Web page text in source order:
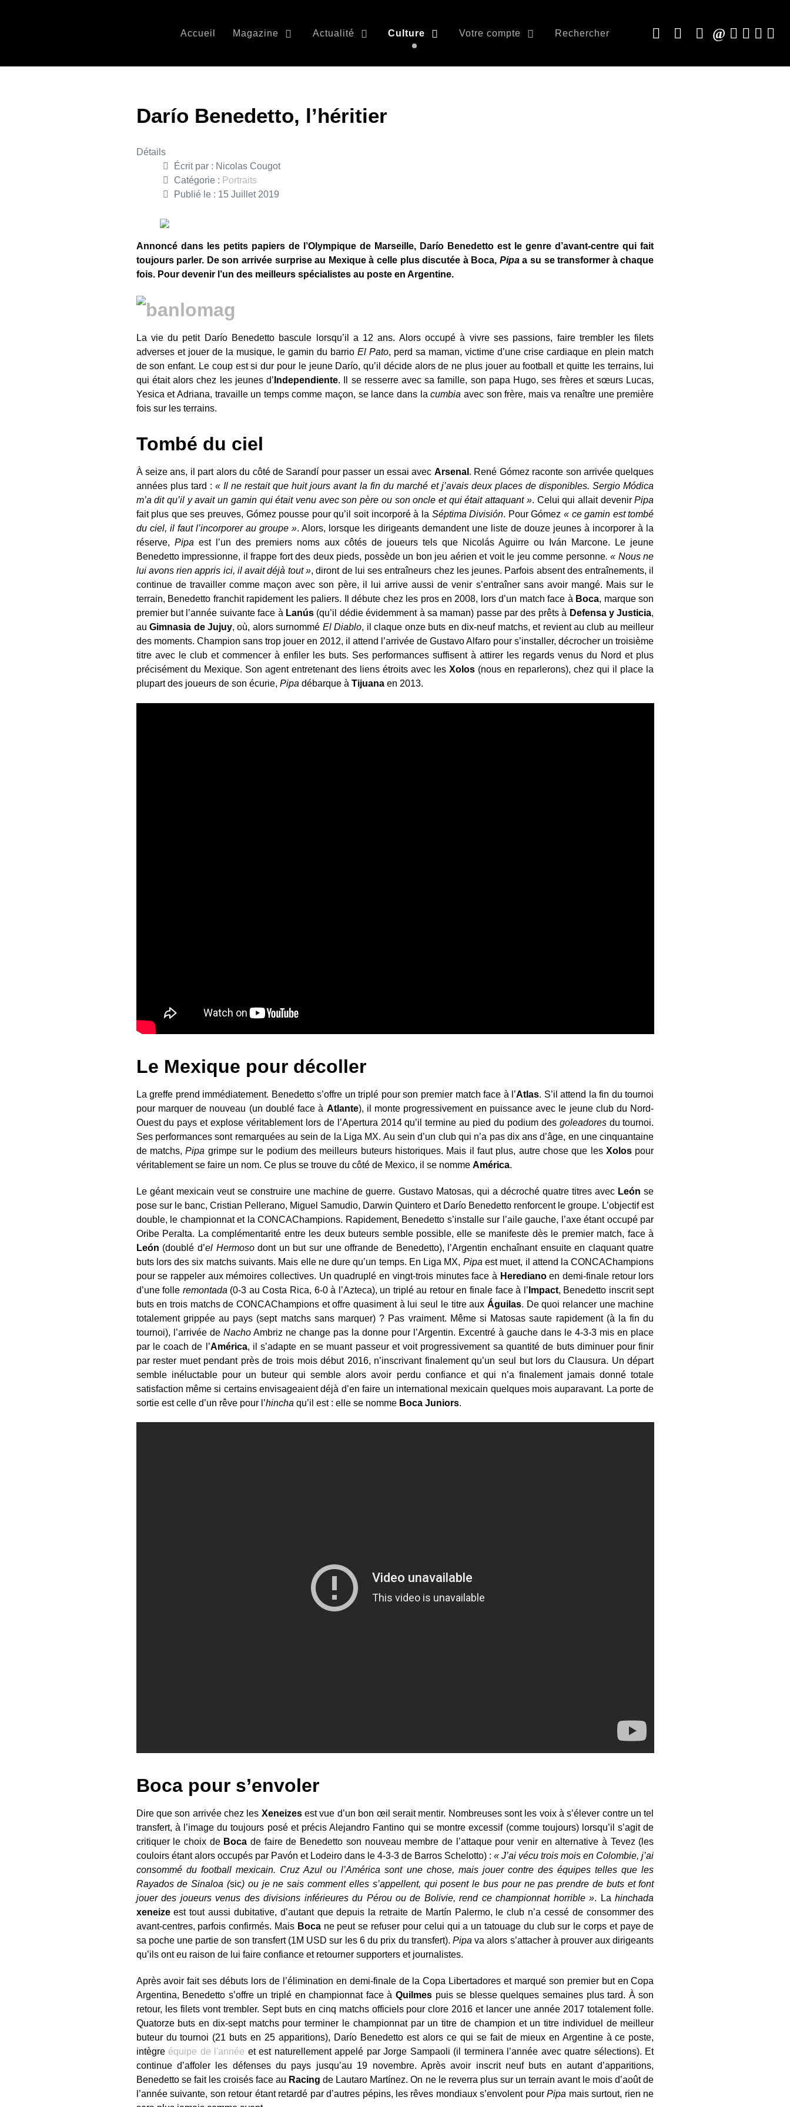
Accueil Magazine Actualité Culture Votre compte Rechercher
Darío Benedetto, l’héritier
Détails
Écrit par : Nicolas Cougot
Catégorie : Portraits
Publié le : 15 Juillet 2019
Annoncé dans les petits papiers de l’Olympique de Marseille, Darío Benedetto est le genre d’avant-centre qui fait
toujours parler. De son arrivée surprise au Mexique à celle plus discutée à Boca, Pipaa su se transformer à chaque
fois. Pour devenir l’un des meilleurs spécialistes au poste en Argentine.
La vie du petit Darío Benedetto bascule lorsqu’il a 12 ans. Alors occupé à vivre ses passions, faire trembler les filets
adverses et jouer de la musique, le gamin du barrio El Pato, perd sa maman, victime d’une crise cardiaque en plein match
de son enfant. Le coup est si dur pour le jeune Darío, qu’il décide alors de ne plus jouer au football et quitte les terrains, lui
qui était alors chez les jeunes d’ Independiente. Il se resserre avec sa famille, son papa Hugo, ses frères et sœurs Lucas,
Yesica et Adriana, travaille un temps comme maçon, se lance dans lacumbia avec son frère, mais va renaître une première
fois sur les terrains.
Tombé du ciel
À seize ans, il part alors du côté de Sarandí pour passer un essai avec Arsenal . René Gómez raconte son arrivée quelques
années plus tard : « Il ne restait que huit jours avant la fin du marché et j’avais deux places de disponibles. Sergio Módica
m’a dit qu’il y avait un gamin qui était venu avec son père ou son oncle et qui était attaquant ». Celui qui allait devenirPipa
fait plus que ses preuves, Gómez pousse pour qu’il soit incorporé à la Séptima División. Pour Gómez « ce gamin est tombé
du ciel, il faut l’incorporer au groupe ». Alors, lorsque les dirigeants demandent une liste de douze jeunes à incorporer à la
réserve, Pipa est l’un des premiers noms aux côtés de joueurs tels que Nicolás Aguirre ou Iván Marcone. Le jeune
Benedetto impressionne, il frappe fort des deux pieds, possède un bon jeu aérien et voit le jeu comme personne. « Nous ne
lui avons rien appris ici, il avait déjà tout », diront de lui ses entraîneurs chez les jeunes. Parfois absent des entraînements, il
continue de travailler comme maçon avec son père, il lui arrive aussi de venir s’entraîner sans avoir mangé. Mais sur le
terrain, Benedetto franchit rapidement les paliers. Il débute chez les pros en 2008, lors d’un match face à Boca, marque son
premier but l’année suivante face à Lanús(qu’il dédie évidemment à sa maman) passe par des prêts à Defensa y Justicia,
auGimnasia de Jujuy, où, alors surnommé El Diablo, il claque onze buts en dix-neuf matchs, et revient au club au meilleur
des moments. Champion sans trop jouer en 2012, il attend l’arrivée de Gustavo Alfaro pour s’installer, décrocher un troisième
titre avec le club et commencer à enfiler les buts. Ses performances suffisent à attirer les regards venus du Nord et plus
précisément du Mexique. Son agent entretenant des liens étroits avec lesXolos (nous en reparlerons), chez qui il place la
plupart des joueurs de son écurie, Pipa débarque à Tijuanaen 2013.
Le Mexique pour décoller
La greffe prend immédiatement. Benedetto s’offre un triplé pour son premier match face à l’Atlas. S’il attend la fin du tournoi
pour marquer de nouveau (un doublé face à Atlante), il monte progressivement en puissance avec le jeune club du Nord-
Ouest du pays et explose véritablement lors de l’Apertura 2014 qu’il termine au pied du podium des goleadoresdu tournoi.
Ses performances sont remarquées au sein de la Liga MX. Au sein d’un club qui n’a pas dix ans d’âge, en une cinquantaine
de matchs,Pipa grimpe sur le podium des meilleurs buteurs historiques. Mais il faut plus, autre chose que lesXolos pour
véritablement se faire un nom. Ce plus se trouve du côté de Mexico, il se nomme América.
Le géant mexicain veut se construire une machine de guerre. Gustavo Matosas, qui a décroché quatre titres avec León se
pose sur le banc, Cristian Pellerano, Miguel Samudio, Darwin Quintero et Darío Benedetto renforcent le groupe. L’objectif est
double, le championnat et la CONCAChampions. Rapidement, Benedetto s’installe sur l’aile gauche, l’axe étant occupé par
Oribe Peralta. La complémentarité entre les deux buteurs semble possible, elle se manifeste dès le premier match, face à
León (doublé d’el Hermosodont un but sur une offrande de Benedetto), l’Argentin enchaînant ensuite en claquant quatre
buts lors des six matchs suivants. Mais elle ne dure qu’un temps. En Liga MX, Pipa est muet, il attend la CONCAChampions
pour se rappeler aux mémoires collectives. Un quadruplé en vingt-trois minutes face à Heredianoen demi-finale retour lors
d’une folle remontada (0-3 au Costa Rica, 6-0 à l’Azteca), un triplé au retour en finale face à l’ Impact, Benedetto inscrit sept
buts en trois matchs de CONCAChampions et offre quasiment à lui seul le titre aux Águilas. De quoi relancer une machine
totalement grippée au pays (sept matchs sans marquer) ? Pas vraiment. Même si Matosas saute rapidement (à la fin du
tournoi), l’arrivée de NachoAmbriz ne change pas la donne pour l’Argentin. Excentré à gauche dans le 4-3-3 mis en place
par le coach de l’América, il s’adapte en se muant passeur et voit progressivement sa quantité de buts diminuer pour finir
par rester muet pendant près de trois mois début 2016, n’inscrivant finalement qu’un seul but lors du Clausura. Un départ
semble inéluctable pour un buteur qui semble alors avoir perdu confiance et qui n’a finalement jamais donné totale
satisfaction même si certains envisageaient déjà d’en faire un international mexicain quelques mois auparavant. La porte de
sortie est celle d’un rêve pour l’hincha qu’il est : elle se nomme Boca Juniors.
Boca pour s’envoler
Dire que son arrivée chez les Xeneizesest vue d’un bon œil serait mentir. Nombreuses sont les voix à s’élever contre un tel
transfert, à l’image du toujours posé et précis Alejandro Fantino qui se montre excessif (comme toujours) lorsqu’il s’agit de
critiquer le choix de Boca de faire de Benedetto son nouveau membre de l’attaque pour venir en alternative à Tevez (les
couloirs étant alors occupés par Pavón et Lodeiro dans le 4-3-3 de Barros Schelotto) :« J’ai vécu trois mois en Colombie, j’ai
consommé du football mexicain. Cruz Azul ou l’América sont une chose, mais jouer contre des équipes telles que les
Rayados de Sinaloa (sic) ou je ne sais comment elles s’appellent, qui posent le bus pour ne pas prendre de buts et font
jouer des joueurs venus des divisions inférieures du Pérou ou de Bolivie, rend ce championnat horrible ». Lahinchada
xeneizeest tout aussi dubitative, d’autant que depuis la retraite de Martín Palermo, le club n’a cessé de consommer des
avant-centres, parfois confirmés. Mais Bocane peut se refuser pour celui qui a un tatouage du club sur le corps et paye de
sa poche une partie de son transfert (1M USD sur les 6 du prix du transfert). Pipa va alors s’attacher à prouver aux dirigeants
qu’ils ont eu raison de lui faire confiance et retourner supporters et journalistes.
Après avoir fait ses débuts lors de l’élimination en demi-finale de la Copa Libertadores et marqué son premier but en Copa
Argentina, Benedetto s’offre un triplé en championnat face à Quilmes puis se blesse quelques semaines plus tard. À son
retour, les filets vont trembler. Sept buts en cinq matchs officiels pour clore 2016 et lancer une année 2017 totalement folle.
Quatorze buts en dix-sept matchs pour terminer le championnat par un titre de champion et un titre individuel de meilleur
buteur du tournoi (21 buts en 25 apparitions), Darío Benedetto est alors ce qui se fait de mieux en Argentine à ce poste,
intègre équipe de l'année et est naturellement appelé par Jorge Sampaoli (il terminera l’année avec quatre sélections). Et
continue d’affoler les défenses du pays jusqu’au 19 novembre. Après avoir inscrit neuf buts en autant d’apparitions,
Benedetto se fait les croisés face au Racing de Lautaro Martínez. On ne le reverra plus sur un terrain avant le mois d’août de
l’année suivante, son retour étant retardé par d’autres pépins, les rêves mondiaux s’envolent pourPipa mais surtout, rien ne